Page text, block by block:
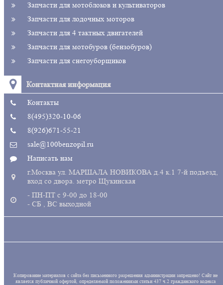
Запчасти для мотоблоков и культиваторов
Запчасти для лодочных моторов
Запчасти для 4 тактных двигателей
Запчасти для мотобуров (бензобуров)
Запчасти для снегоуборщиков
Контактная информация
Контакты
8(495)320-10-06
8(926)671-55-21
sale@100benzopil.ru
Написать нам
г.Москва ул. МАРШАЛА НОВИКОВА д.4 к.1 7-й подъезд,
вход со двора. метро Щукинская
- ПН-ПТ с 9-00 до 18-00
- СБ , ВС выходной
Копирование материалов с сайта без письменного разрешения администрации запрещено! Сайт не
является публичной офертой, определяемой положениями статьи 437 ч.2 гражданского кодекса